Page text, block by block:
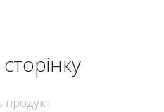
продукт